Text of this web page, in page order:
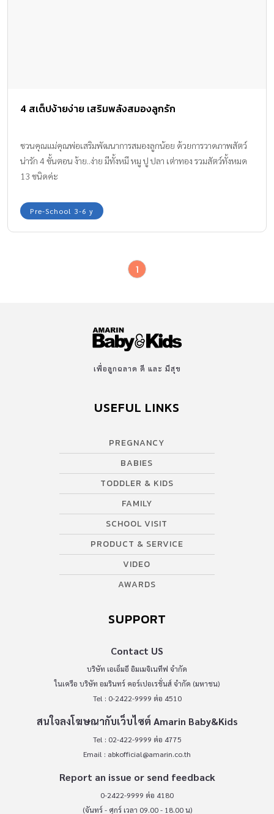
4 สเต็ปง้ายง่าย เสริมพลังสมองลูกรัก
ชวนคุณแม่คุณพ่อเสริมพัฒนาการสมองลูกน้อย ด้วยการวาดภาพสัตว์
น่ารัก 4 ขั้นตอน ง้าย..ง่าย มีทั้งหมี หมู ปู ปลา เต่าทอง รวมสัตว์ทั้งหมด
13 ชนิดค่ะ
Pre-School 3-6 y
1
เพื่อลูกฉลาด ดี และ มีสุข
USEFUL LINKS
PREGNANCY
BABIES
TODDLER & KIDS
FAMILY
SCHOOL VISIT
PRODUCT & SERVICE
VIDEO
AWARDS
SUPPORT
Contact US
บริษัท เอเอ็มอี อิมเมจิเนทีฟ จำกัด
ในเครือ บริษัท อมรินทร์ คอร์เปอเรชั่นส์ จำกัด (มหาชน)
Tel : 0-2422-9999 ต่อ 4510
สนใจลงโฆษณากับเว็บไซต์ Amarin Baby&Kids
Tel : 02-422-9999 ต่อ 4775
Email : abkofficial@amarin.co.th
Report an issue or send feedback
0-2422-9999 ต่อ 4180
(จันทร์ - ศุกร์ เวลา 09.00 - 18.00 น)